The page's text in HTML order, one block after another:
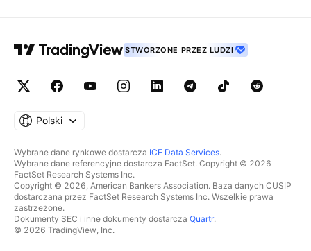
STWORZONE PRZEZ LUDZI
Polski
Wybrane dane rynkowe dostarcza ICE Data Services.
Wybrane dane referencyjne dostarcza FactSet. Copyright © 2026
FactSet Research Systems Inc.
Copyright © 2026, American Bankers Association. Baza danych CUSIP
dostarczana przez FactSet Research Systems Inc. Wszelkie prawa
zastrzeżone.
Dokumenty SEC i inne dokumenty dostarcza Quartr.
© 2026 TradingView, Inc.